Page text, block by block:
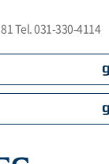
81 Tel. 031-330-4114